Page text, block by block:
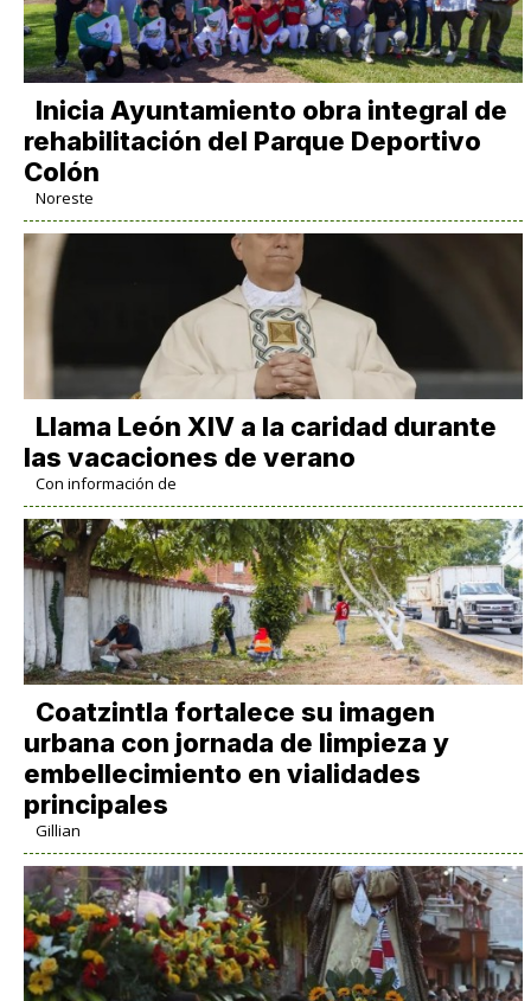
Inicia Ayuntamiento obra integral de
rehabilitación del Parque Deportivo
Colón
Noreste
Llama León XIV a la caridad durante
las vacaciones de verano
Con información de
Coatzintla fortalece su imagen
urbana con jornada de limpieza y
embellecimiento en vialidades
principales
Gillian